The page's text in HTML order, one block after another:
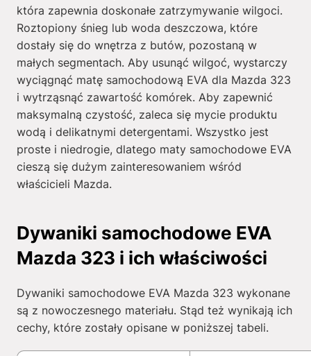
która zapewnia doskonałe zatrzymywanie wilgoci.
Roztopiony śnieg lub woda deszczowa, które
dostały się do wnętrza z butów, pozostaną w
małych segmentach. Aby usunąć wilgoć, wystarczy
wyciągnąć matę samochodową EVA dla Mazda 323
i wytrząsnąć zawartość komórek. Aby zapewnić
maksymalną czystość, zaleca się mycie produktu
wodą i delikatnymi detergentami. Wszystko jest
proste i niedrogie, dlatego maty samochodowe EVA
cieszą się dużym zainteresowaniem wśród
właścicieli Mazda.
Dywaniki samochodowe EVA
Mazda 323 i ich właściwości
Dywaniki samochodowe EVA Mazda 323 wykonane
są z nowoczesnego materiału. Stąd też wynikają ich
cechy, które zostały opisane w poniższej tabeli.